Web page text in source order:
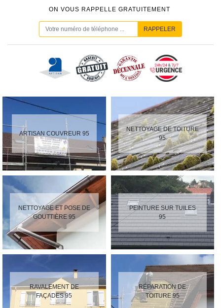
ON VOUS RAPPELLE GRATUITEMENT
ARTISAN COUVREUR 95
NETTOYAGE DE TOITURE
95
NETTOYAGE ET POSE DE
GOUTTIÈRE 95
PEINTURE SUR TUILES
95
RAVALEMENT DE
FAÇADES 95
RÉPARATION DE
TOITURE 95